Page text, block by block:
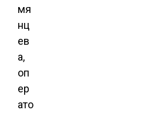
мя
нц
ев
а,
оп
ер
ато